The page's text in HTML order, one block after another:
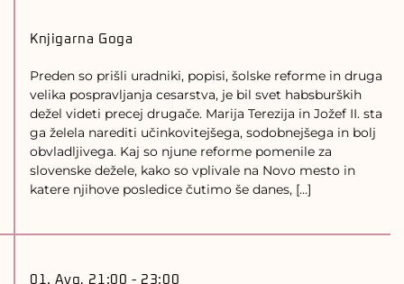
Knjigarna Goga
Preden so prišli uradniki, popisi, šolske reforme in druga
velika pospravljanja cesarstva, je bil svet habsburških
dežel videti precej drugače. Marija Terezija in Jožef II. sta
ga želela narediti učinkovitejšega, sodobnejšega in bolj
obvladljivega. Kaj so njune reforme pomenile za
slovenske dežele, kako so vplivale na Novo mesto in
katere njihove posledice čutimo še danes, […]
01. Avg, 21:00 - 23:00